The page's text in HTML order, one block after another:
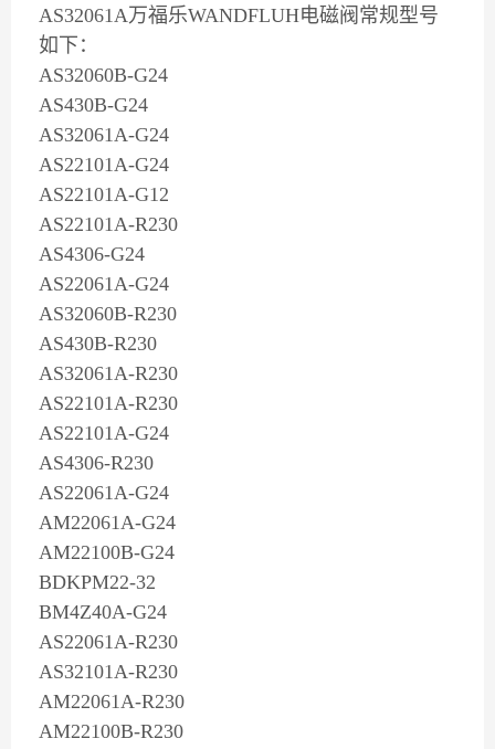
AS32061A万福乐WANDFLUH电磁阀常规型号
如下：
AS32060B-G24
AS430B-G24
AS32061A-G24
AS22101A-G24
AS22101A-G12
AS22101A-R230
AS4306-G24
AS22061A-G24
AS32060B-R230
AS430B-R230
AS32061A-R230
AS22101A-R230
AS22101A-G24
AS4306-R230
AS22061A-G24
AM22061A-G24
AM22100B-G24
BDKPM22-32
BM4Z40A-G24
AS22061A-R230
AS32101A-R230
AM22061A-R230
AM22100B-R230